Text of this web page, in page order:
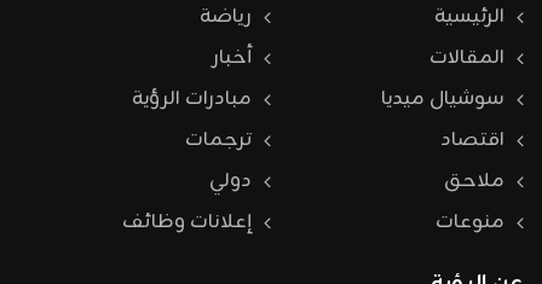
الرئيسية
رياضة
المقالات
أخبار
سوشيال ميديا
مبادرات الرؤية
اقتصاد
ترجمات
ملاحق
دولي
منوعات
إعلانات وظائف